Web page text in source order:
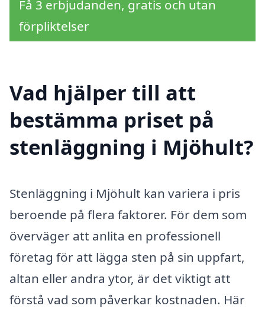
Få 3 erbjudanden, gratis och utan
förpliktelser
Vad hjälper till att
bestämma priset på
stenläggning i Mjöhult?
Stenläggning i Mjöhult kan variera i pris
beroende på flera faktorer. För dem som
överväger att anlita en professionell
företag för att lägga sten på sin uppfart,
altan eller andra ytor, är det viktigt att
förstå vad som påverkar kostnaden. Här